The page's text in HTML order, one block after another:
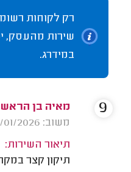
רק לקוחות
שירות מהעסק,
במידרג.
מאיה בן
משוב: 12/01/2026
תיאור השירות:
תיקון קצר
9